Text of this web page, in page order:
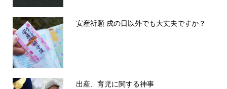
安産祈願 戌の日以外でも大丈夫ですか？
出産、育児に関する神事